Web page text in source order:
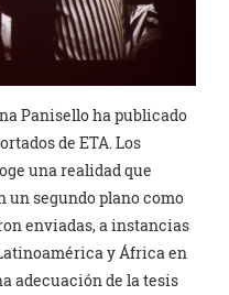
Panisello ha publicado
de ETA. Los
una realidad que
segundo plano como
enviadas, a instancias
y África en
adecuación de la tesis